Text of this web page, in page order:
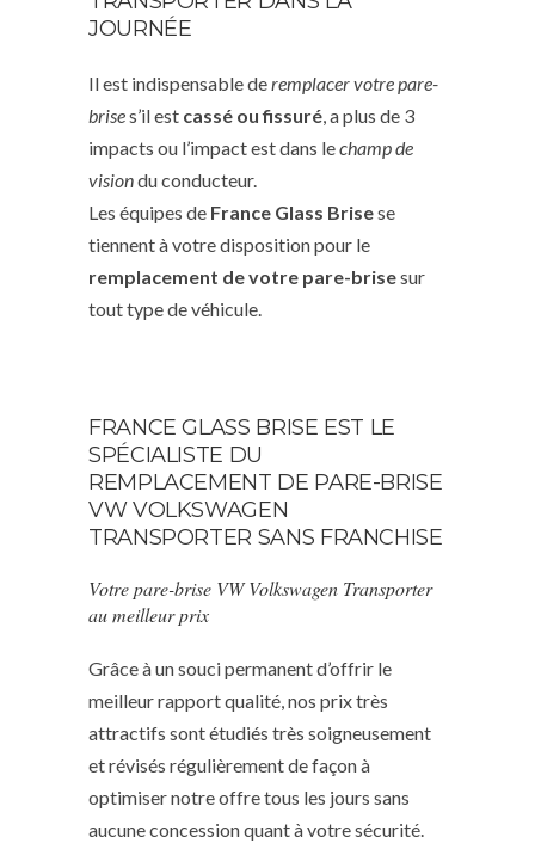
JOURNÉE
Il est indispensable deremplacer votre pare-
brises’il est cassé ou fissuré , a plus de 3
impacts ou l’impact est dans lechamp de
visiondu conducteur.
Les équipes de France Glass Brisese
tiennent à votre disposition pour le
remplacement de votre pare-brisesur
tout type de véhicule.
FRANCE GLASS BRISE EST LE
SPÉCIALISTE DU
REMPLACEMENT DE PARE-BRISE
VW VOLKSWAGEN
TRANSPORTER SANS FRANCHISE
Votre pare-brise VW Volkswagen Transporter
au meilleur prix
Grâce à un souci permanent d’offrir le
meilleur rapport qualité, nos prix très
attractifs sont étudiés très soigneusement
et révisés régulièrement de façon à
optimiser notre offre tous les jours sans
aucune concession quant à votre sécurité.